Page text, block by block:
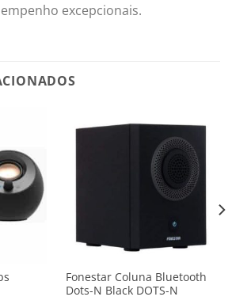
excepcionais.
Fonestar Coluna Bluetooth
Dots-N Black DOTS-N